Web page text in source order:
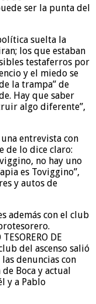
ser la punta del
suelta la
los que estaban
testaferros por
y el miedo se
la trampa” de
Hay que saber
algo diferente”,
entrevista con
de lo dice claro:
no hay uno
es Toviggino”,
y autos de
además con el club
DE
del ascenso salió
denuncias con
Boca y actual
y a Pablo